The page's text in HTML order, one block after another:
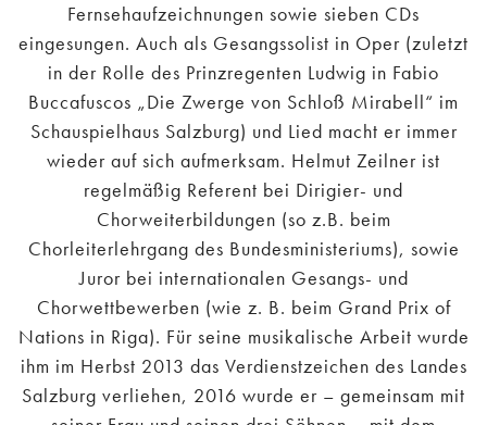
Fernsehaufzeichnungen sowie sieben CDs
eingesungen. Auch als Gesangssolist in Oper (zuletzt
in der Rolle des Prinzregenten Ludwig in Fabio
Buccafuscos „Die Zwerge von Schloß Mirabell“ im
Schauspielhaus Salzburg) und Lied macht er immer
wieder auf sich aufmerksam. Helmut Zeilner ist
regelmäßig Referent bei Dirigier- und
Chorweiterbildungen (so z.B. beim
Chorleiterlehrgang des Bundesministeriums), sowie
Juror bei internationalen Gesangs- und
Chorwettbewerben (wie z. B. beim Grand Prix of
Nations in Riga). Für seine musikalische Arbeit wurde
ihm im Herbst 2013 das Verdienstzeichen des Landes
Salzburg verliehen, 2016 wurde er – gemeinsam mit